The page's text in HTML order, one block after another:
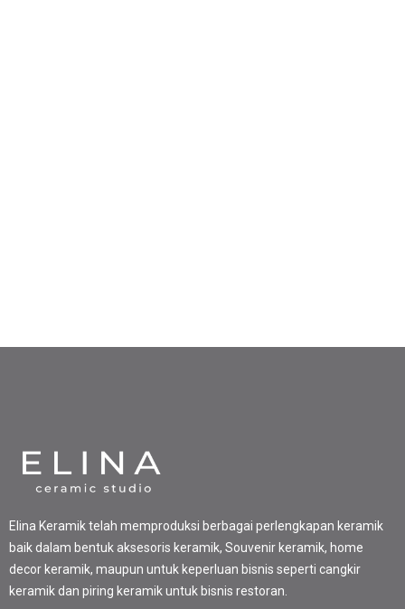
Elina Keramik telah memproduksi berbagai perlengkapan keramik
baik dalam bentuk aksesoris keramik, Souvenir keramik, home
decor keramik, maupun untuk keperluan bisnis seperti cangkir
keramik dan piring keramik untuk bisnis restoran.